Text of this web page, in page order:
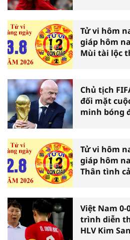
Tử vi hôm
giáp hôm
Mùi tài lộc
Chủ tịch
đối mặt
minh bóng
Tử vi hôm
giáp hôm
Thân tình
Việt Nam 0-
trình diễn
HLV Kim